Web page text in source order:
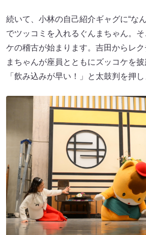
続いて、小林の自己紹介ギャグに“な
でツッコミを入れるぐんまちゃん。
ケの稽古が始まります。吉田からレ
まちゃんが座員とともにズッコケを
「飲み込みが早い！」と太鼓判を押し